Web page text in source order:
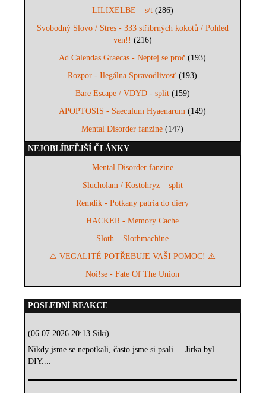
LILIXELBE – s/t(286)
Svobodný Slovo / Stres - 333 stříbrných kokotů / Pohled
ven!! (216)
Ad Calendas Graecas - Neptej se proč (193)
Rozpor - Ilegálna Spravodlivosť (193)
Bare Escape / VDYD - split(159)
APOPTOSIS - Saeculum Hyaenarum (149)
Mental Disorder fanzine (147)
NEJOBLÍBEĚJŠÍ ČLÁNKY
Mental Disorder fanzine
Slucholam / Kostohryz – split
Remdik - Potkany patria do diery
HACKER - Memory Cache
Sloth – Slothmachine
⚠️ VEGALITÉ POTŘEBUJE VAŠI POMOC! ⚠️
Noi!se - Fate Of The Union
POSLEDNÍ REAKCE
...
(06.07.2026 20:13 Siki)
Nikdy jsme se nepotkali, často jsme si psali.... Jirka byl
DIY....